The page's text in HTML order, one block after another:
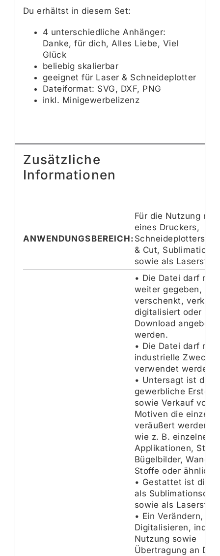
Du erhältst in diesem Set:
4 unterschiedliche Anhänger:
Danke, für dich, Alles Liebe, Viel
Glück
beliebig skalierbar
geeignet für Laser & Schneideplotter
Dateiformat: SVG, DXF, PNG
inkl. Minigewerbelizenz
Zusätzliche
Informationen
ANWENDUNGSBEREICH:
Für die Nutzung mit
eines Druckers,
Schneideplotters
& Cut,
sowie als
• Die Datei darf
weiter gegeben,
verschenkt,
digitalisiert oder
Download
werden.
• Die Datei darf
industrielle Zwecke
verwendet werden.
• Untersagt ist die
gewerbliche
sowie Verkauf von
Motiven die einzeln
veräußert werden
wie z. B. einzelne
Applikationen,
Bügelbilder,
Stoffe oder
• Gestattet ist die
als
sowie als
• Ein Verändern,
Digitalisieren,
Nutzung sowie
Übertragung an